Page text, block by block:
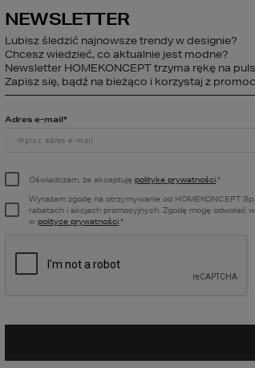
STREFA KLIENTA
NEWSLETTER
Lubisz śledzić najnowsze trendy w designie?
Chcesz wiedzieć, co aktualnie jest modne?
Newsletter HOMEKONCEPT trzyma rękę na
Zapisz się, bądź na bieżąco i korzystaj z
Adres e-mail*
Oświadczam, że akceptuję politykę prywatności.*
Wyrażam zgodę na otrzymywanie od HOMEKONCEPT
rabatach i akcjach promocyjnych. Zgodę mogę odwołać
w polityce prywatności.*
letniskowy –
azyl